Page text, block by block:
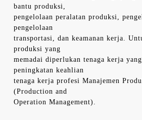
bantu produksi,
pengelolaan peralatan produksi,
pengelolaan
transportasi, dan keamanan kerja.
produksi yang
memadai diperlukan tenaga kerja
peningkatan keahlian
tenaga kerja profesi Manajemen
(Production and
Operation Management).